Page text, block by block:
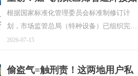
何合规？强制国标草案公开征求
意见
根据国家标准化管理委员会标准制修订计
划，市场监管总局（特种设备）已组织完成
了《燃气用聚乙烯管道焊接技术规则》国家
标准的征求意见稿,现公开征求意见。请于
2026年8月28日前将意见反馈给组织起草部
2026-07-15
偷盗气=触刑责！这两地用户私